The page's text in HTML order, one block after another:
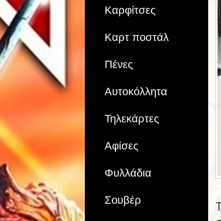
Καρφίτσες
Καρτ ποστάλ
Πένες
Αυτοκόλλητα
Τηλεκάρτες
Αφίσες
Φυλλάδια
Σουβέρ